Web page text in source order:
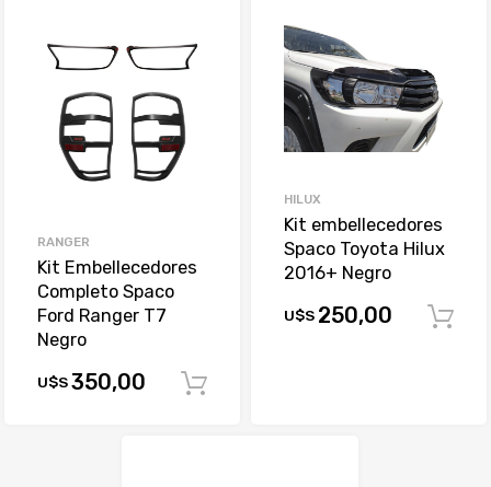
RANGER
Kit Embellecedores
Completo Spaco
Ford Ranger T7
Negro
U$S350,00
HILUX
Kit embellecedores
Spaco Toyota Hilux
2016+ Negro
U$S 250,00